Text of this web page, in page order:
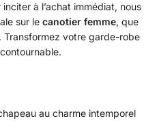
à l’achat immédiat, nous
sur le canotier femme, que
Transformez votre garde-robe
au charme intemporel